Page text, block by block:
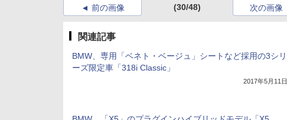
前の画像 (30/48) 次の画像
関連記事
BMW、専用「ベネト・ベージュ」シートなど採用の3シリ
ーズ限定車「318i Classic」
2017年5月11日